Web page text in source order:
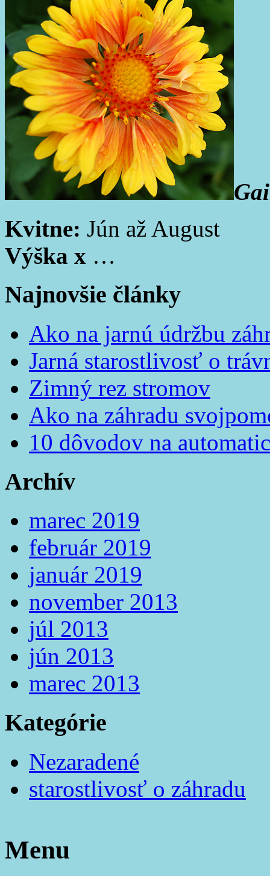
Kvitne: Jún až August
Výška x …
Najnovšie články
Ako na jarnú údržbu
Jarná starostlivosť o
Zimný rez stromov
Ako na záhradu
10 dôvodov na
Archív
marec 2019
február 2019
január 2019
november 2013
júl 2013
jún 2013
marec 2013
Kategórie
Nezaradené
starostlivosť o záhradu
Menu